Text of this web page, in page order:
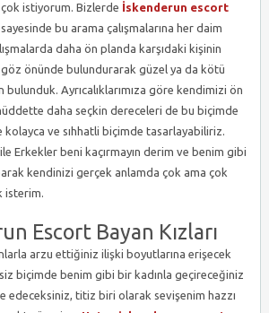
çok istiyorum. Bizlerde İskenderun escort
sayesinde bu arama çalışmalarına her daim
daha ön planda karşıdaki kişinin
önünde bulundurarak güzel ya da kötü
Ayrıcalıklarımıza göre kendimizi ön
daha seçkin dereceleri de bu biçimde
kolayca ve sıhhatli biçimde tasarlayabiliriz.
ile Erkekler beni kaçırmayın derim ve benim gibi
kendinizi gerçek anlamda çok ama çok
isterim.
Escort Bayan Kızları
arzu ettiğiniz ilişki boyutlarına erişecek
biçimde benim gibi bir kadınla geçireceğiniz
edeceksiniz, titiz biri olarak sevişenim hazzı